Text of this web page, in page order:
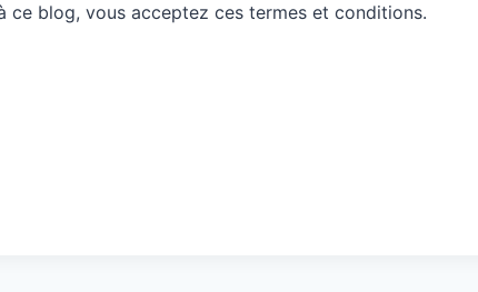
ce blog, vous acceptez ces termes et conditions.